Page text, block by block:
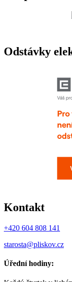
Odstávky
Kontakt
+420 604 808 141
starosta@pliskov.cz
Úřední hodiny: